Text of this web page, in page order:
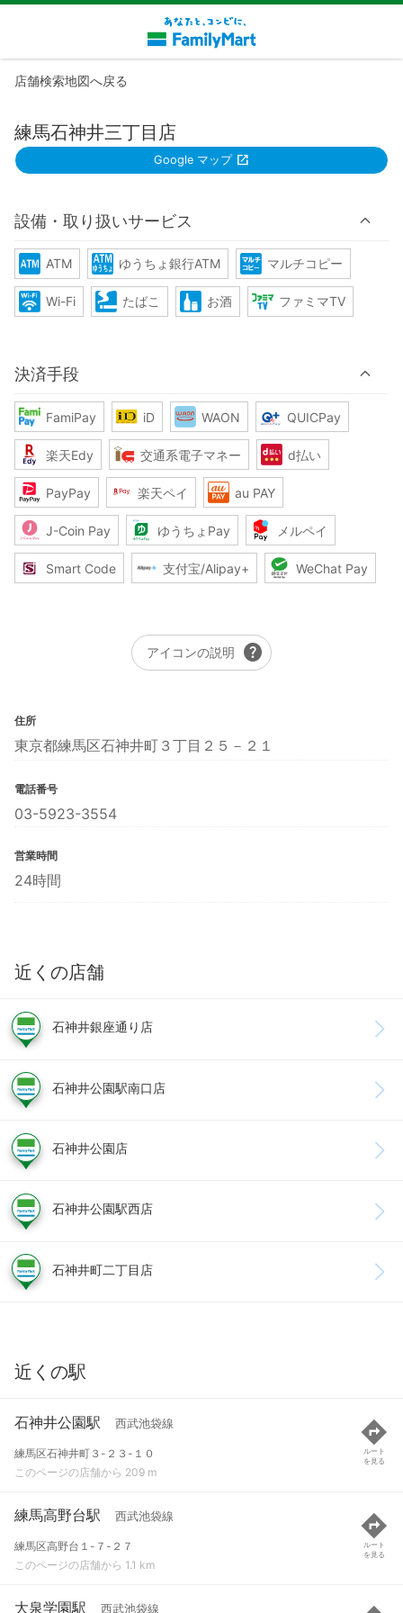
店舗検索地図へ戻る
練馬石神井三丁目店
Google マップ
設備・取り扱いサービス
ATM ゆうちょ銀行ATM マルチコピー
Wi-Fi たばこ お酒 ファミマTV
決済手段
FamiPay iD WAON QUICPay
楽天Edy 交通系電子マネー d払い
PayPay 楽天ペイ au PAY
J-Coin Pay ゆうちょPay メルペイ
Smart Code 支付宝/Alipay+ WeChat Pay
アイコンの説明 help
住所
東京都練馬区石神井町３丁目２５－２１
電話番号
03-5923-3554
営業時間
24時間
近くの店舗
石神井銀座通り店
石神井公園駅南口店
石神井公園店
石神井公園駅西店
石神井町二丁目店
近くの駅
石神井公園駅 西武池袋線
練馬区石神井町３-２３-１０
このページの店舗から 209 m
ルート
を見る
練馬高野台駅 西武池袋線
練馬区高野台１-７-２７
このページの店舗から 1.1 km
ルート
を見る
大泉学園駅 西武池袋線